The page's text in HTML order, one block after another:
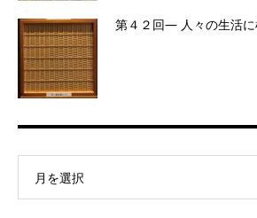
第４２回― 人々の生活
月を選択